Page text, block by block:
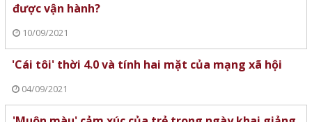
được vận hành?
10/09/2021
'Cái tôi' thời 4.0 và tính hai mặt của mạng xã hội
04/09/2021